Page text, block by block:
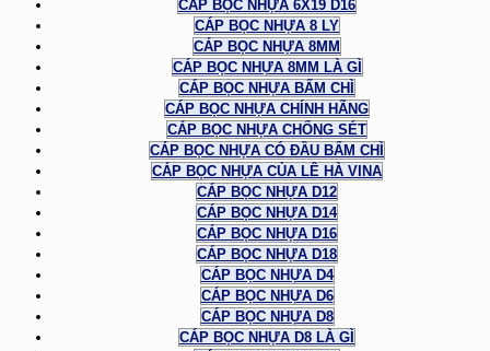
CÁP BỌC NHỰA 6X19 D16
CÁP BỌC NHỰA 8 LY
CÁP BỌC NHỰA 8MM
CÁP BỌC NHỰA 8MM LÀ GÌ
CÁP BỌC NHỰA BẤM CHÌ
CÁP BỌC NHỰA CHÍNH HÃNG
CÁP BỌC NHỰA CHỐNG SÉT
CÁP BỌC NHỰA CÓ ĐẦU BẤM CHÌ
CÁP BỌC NHỰA CỦA LÊ HÀ VINA
CÁP BỌC NHỰA D12
CÁP BỌC NHỰA D14
CÁP BỌC NHỰA D16
CÁP BỌC NHỰA D18
CÁP BỌC NHỰA D4
CÁP BỌC NHỰA D6
CÁP BỌC NHỰA D8
CÁP BỌC NHỰA D8 LÀ GÌ